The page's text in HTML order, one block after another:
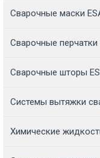
Сварочные маски
Сварочные перчатки
Сварочные шторы
Системы вытяжки
Химические